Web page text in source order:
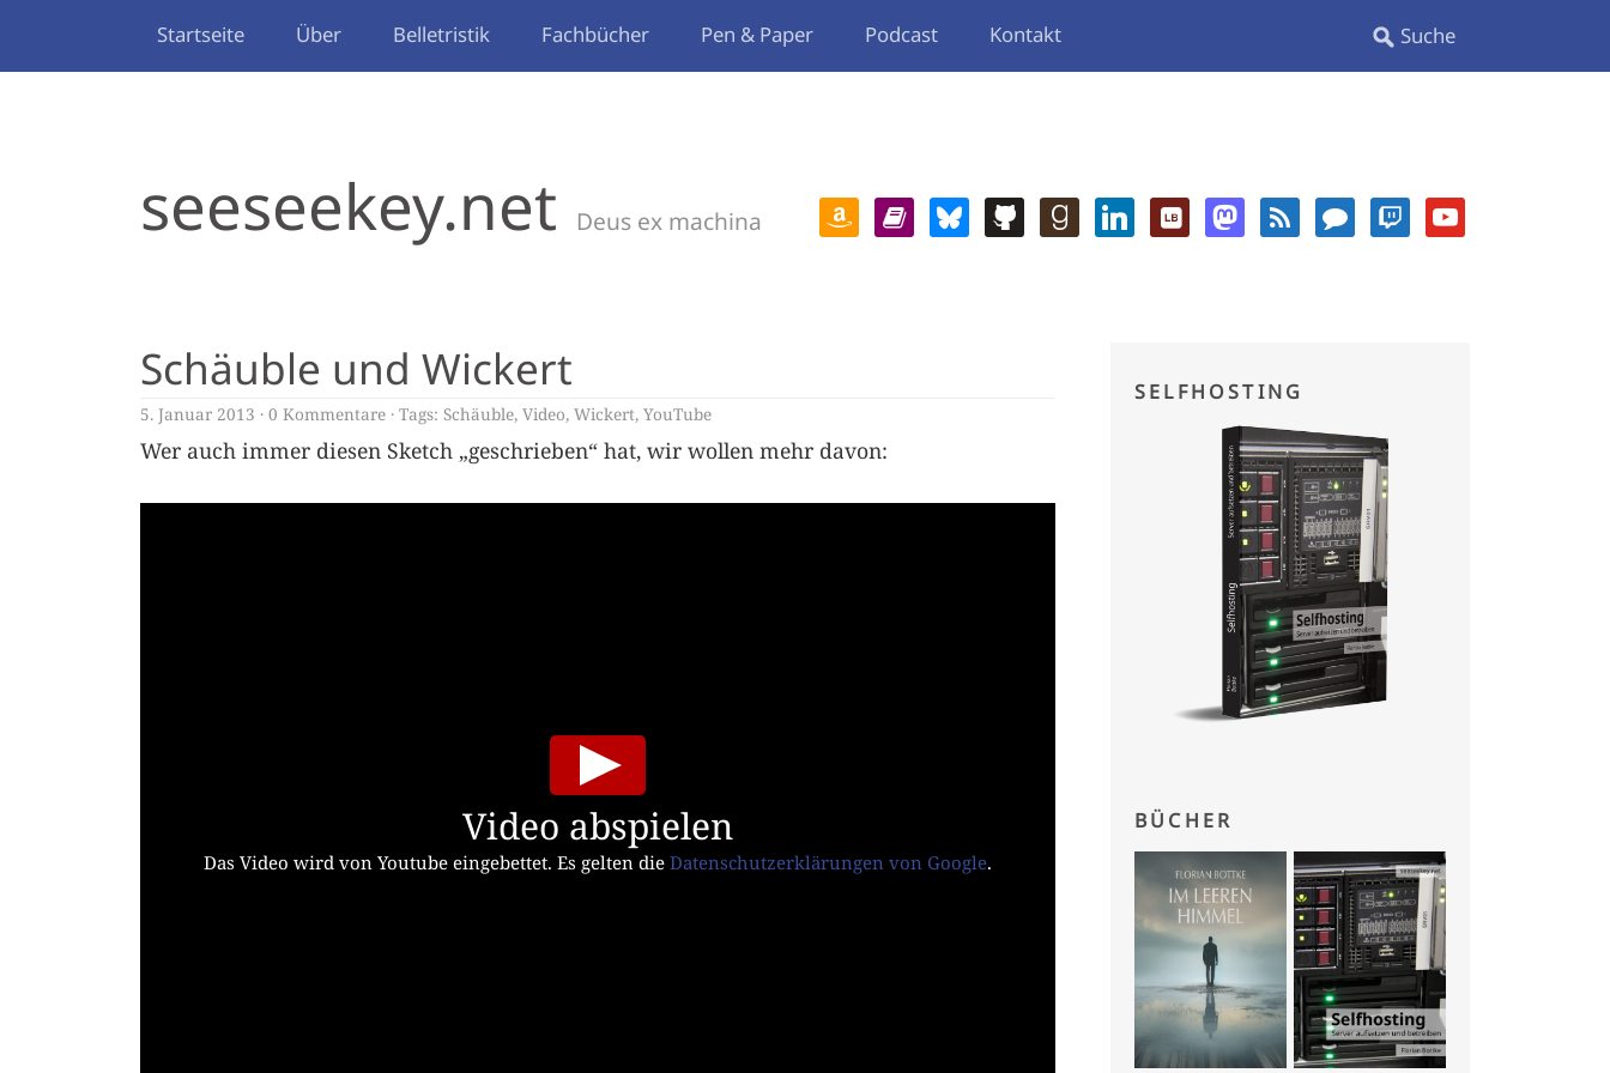
Startseite Über Belletristik Fachbücher Pen & Paper Podcast Kontakt
seeseekey.net Deus ex machina
Schäuble und Wickert
5. Januar 2013 0 Kommentare Tags: Schäuble, Video, Wickert, YouTube
Wer auch immer diesen Sketch „geschrieben“ hat, wir wollen mehr davon:
Video abspielen
Das Video wird von Youtube eingebettet. Es gelten dieDatenschutzerklärungen von Google.
SELFHOSTING
BÜCHER